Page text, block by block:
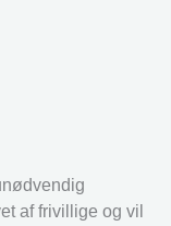
af frivillige og vil